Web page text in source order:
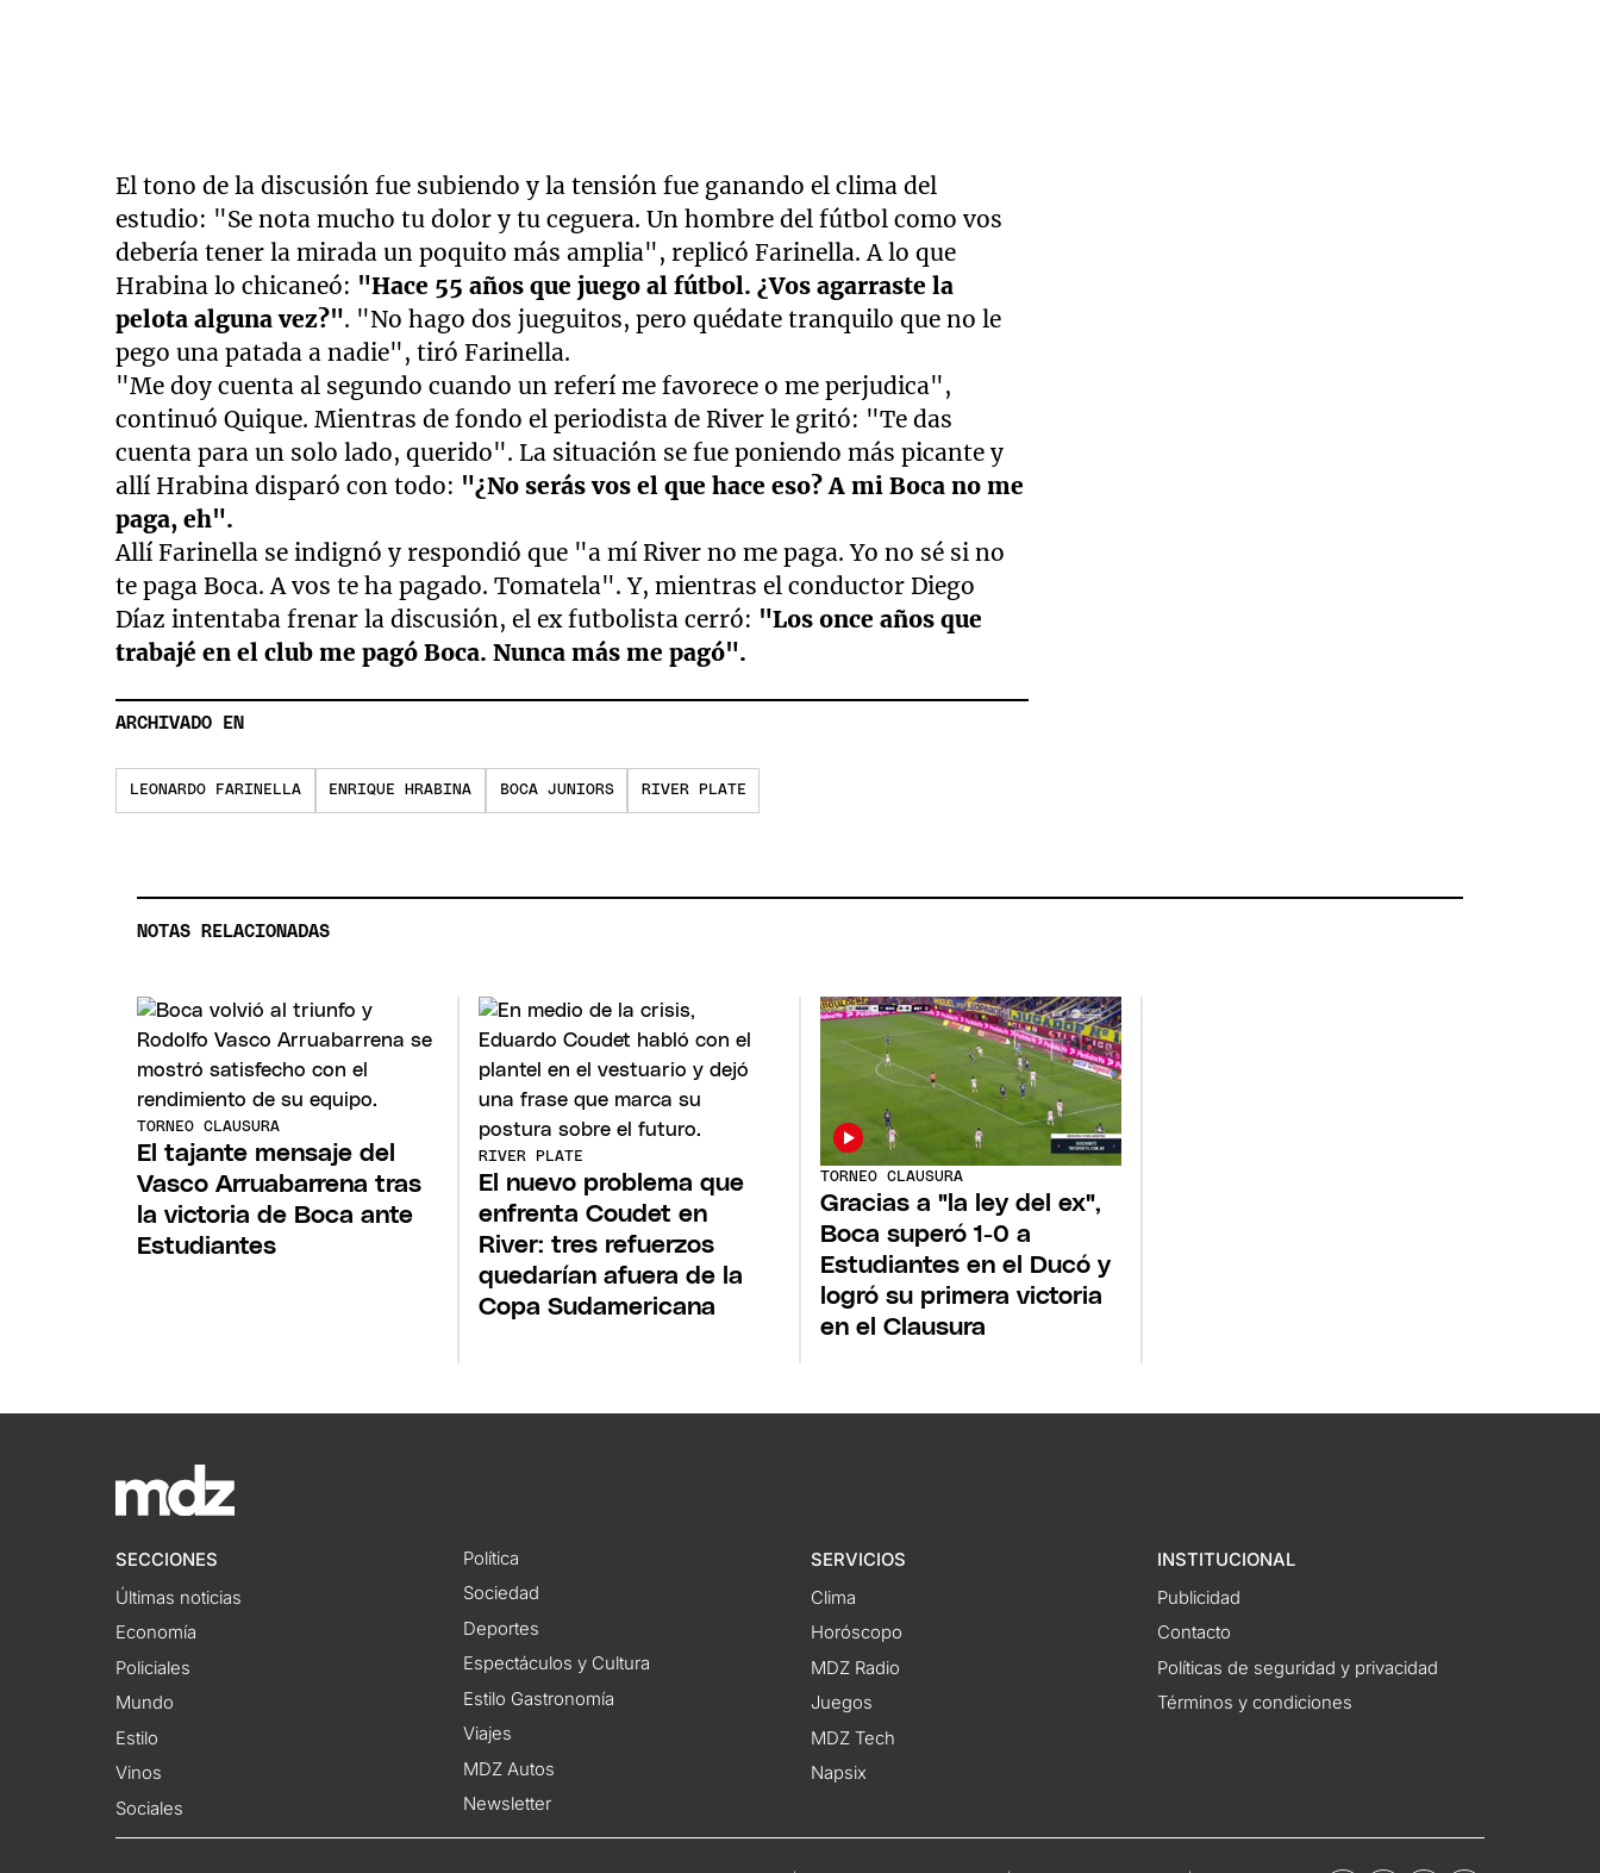
El tono de la discusión fue subiendo y la tensión fue ganando el clima del
estudio: "Se nota mucho tu dolor y tu ceguera. Un hombre del fútbol como vos
debería tener la mirada un poquito más amplia", replicó Farinella. A lo que
Hrabina lo chicaneó: "Hace 55 años que juego al fútbol. ¿Vos agarraste la
pelota alguna vez?". "No hago dos jueguitos, pero quédate tranquilo que no le
pego una patada a nadie", tiró Farinella.
"Me doy cuenta al segundo cuando un referí me favorece o me perjudica",
continuó Quique. Mientras de fondo el periodista de River le gritó: "Te das
cuenta para un solo lado, querido". La situación se fue poniendo más picante y
allí Hrabina disparó con todo: "¿No serás vos el que hace eso? A mi Boca no me
paga, eh".
Allí Farinella se indignó y respondió que "a mí River no me paga. Yo no sé si no
te paga Boca. A vos te ha pagado. Tomatela". Y, mientras el conductor Diego
Díaz intentaba frenar la discusión, el ex futbolista cerró: "Los once años que
trabajé en el club me pagó Boca. Nunca más me pagó".
ARCHIVADO EN
LEONARDO FARINELLA ENRIQUE HRABINA BOCA JUNIORS RIVER PLATE
NOTAS RELACIONADAS
TORNEO CLAUSURA
El tajante mensaje del
Vasco Arruabarrena tras
la victoria de Boca ante
Estudiantes
RIVER PLATE
El nuevo problema que
enfrenta Coudet en
River: tres refuerzos
quedarían afuera de la
Copa Sudamericana
TORNEO CLAUSURA
Gracias a "la ley del ex",
Boca superó 1-0 a
Estudiantes en el Ducó y
logró su primera victoria
en el Clausura
SECCIONES
Últimas noticias
Economía
Policiales
Mundo
Estilo
Vinos
Sociales
Política
Sociedad
Deportes
Espectáculos y Cultura
Estilo Gastronomía
Viajes
MDZ Autos
Newsletter
SERVICIOS
Clima
Horóscopo
MDZ Radio
Juegos
MDZ Tech
Napsix
INSTITUCIONAL
Publicidad
Contacto
Políticas de seguridad y privacidad
Términos y condiciones